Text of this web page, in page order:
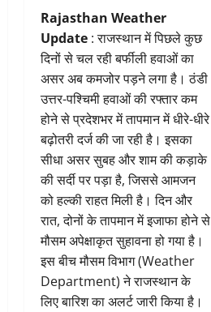
Rajasthan Weather
Update : राजस्थान में पिछले कुछ
दिनों से चल रही बर्फीली हवाओं का
असर अब कमजोर पड़ने लगा है। ठंडी
उत्तर-पश्चिमी हवाओं की रफ्तार कम
होने से प्रदेशभर में तापमान में धीरे-धीरे
बढ़ोतरी दर्ज की जा रही है। इसका
सीधा असर सुबह और शाम की कड़ाके
की सर्दी पर पड़ा है, जिससे आमजन
को हल्की राहत मिली है। दिन और
रात, दोनों के तापमान में इजाफा होने से
मौसम अपेक्षाकृत सुहावना हो गया है।
इस बीच मौसम विभाग (Weather
Department) ने राजस्थान के
लिए बारिश का अलर्ट जारी किया है।